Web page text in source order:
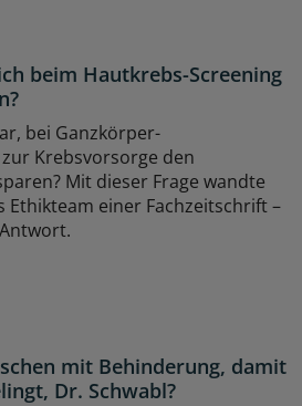
beim Hautkrebs-Screening
bei Ganzkörper-
Krebsvorsorge den
Mit dieser Frage wandte
Ethikteam einer Fachzeitschrift –
mit Behinderung, damit
Dr. Schwabl?